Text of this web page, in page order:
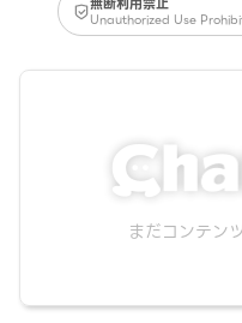
Unauthorized Use
まだコンテン